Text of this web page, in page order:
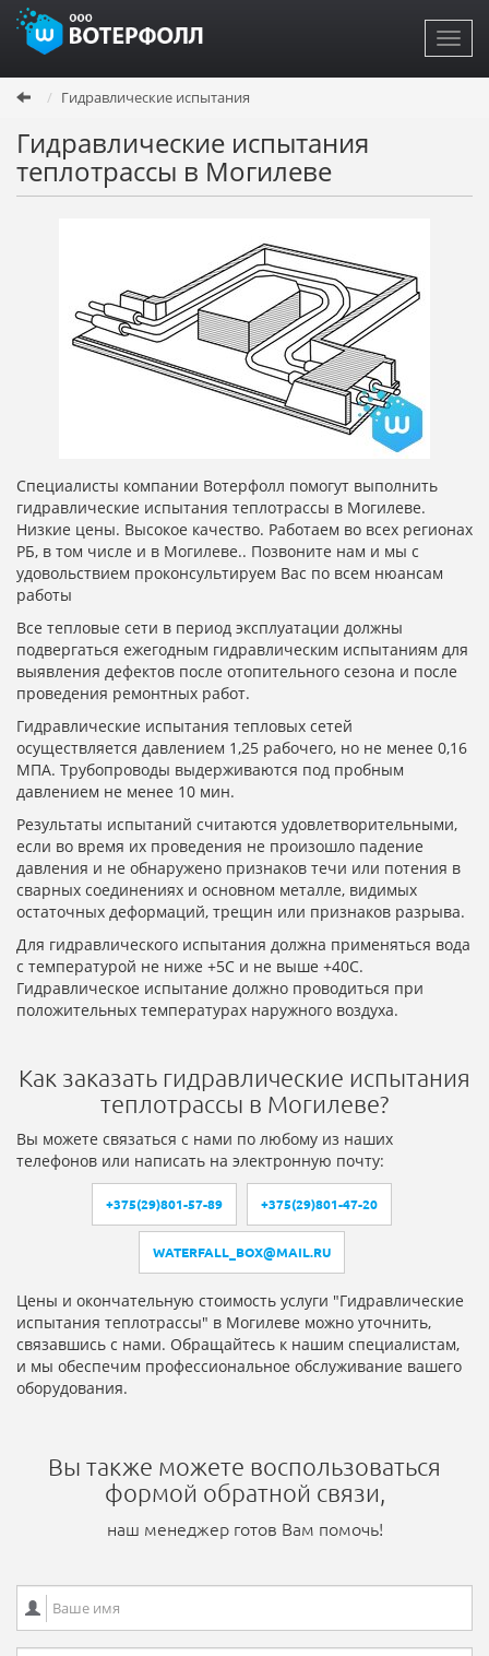
Перейти
основному
содержанию
Гидравлические испытания
Гидравлические испытания
теплотрассы в Могилеве
Специалисты компании Вотерфолл помогут выполнить
гидравлические испытания теплотрассы в Могилеве.
Низкие цены. Высокое качество. Работаем во всех регионах
РБ, в том числе и в Могилеве.. Позвоните нам и мы с
удовольствием проконсультируем Вас по всем нюансам
работы
Все тепловые сети в период эксплуатации должны
подвергаться ежегодным гидравлическим испытаниям для
выявления дефектов после отопительного сезона и после
проведения ремонтных работ.
Гидравлические испытания тепловых сетей
осуществляется давлением 1,25 рабочего, но не менее 0,16
МПА. Трубопроводы выдерживаются под пробным
давлением не менее 10 мин.
Результаты испытаний считаются удовлетворительными,
если во время их проведения не произошло падение
давления и не обнаружено признаков течи или потения в
сварных соединениях и основном металле, видимых
остаточных деформаций, трещин или признаков разрыва.
Для гидравлического испытания должна применяться вода
с температурой не ниже +5С и не выше +40С.
Гидравлическое испытание должно проводиться при
положительных температурах наружного воздуха.
Как заказать гидравлические испытания
теплотрассы в Могилеве?
Вы можете связаться с нами по любому из наших
телефонов или написать на электронную почту:
+375(29)801-57-89 +375(29)801-47-20
WATERFALL_BOX@MAIL.RU
Цены и окончательную стоимость услуги "Гидравлические
испытания теплотрассы" в Могилеве можно уточнить,
связавшись с нами. Обращайтесь к нашим специалистам,
и мы обеспечим профессиональное обслуживание вашего
оборудования.
Вы также можете воспользоваться
формой обратной связи,
наш менеджер готов Вам помочь!